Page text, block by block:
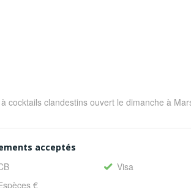
cocktails clandestins ouvert le dimanche à
acceptés
Visa
€